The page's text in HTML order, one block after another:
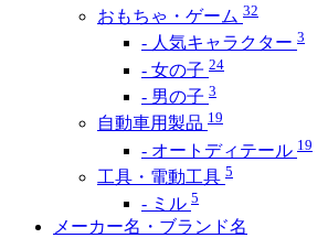
おもちゃ・ゲーム 32
- 人気キャラクター 3
- 女の子 24
- 男の子 3
自動車用製品 19
- オートディテール 19
工具・電動工具 5
- ミル 5
メーカー名・ブランド名